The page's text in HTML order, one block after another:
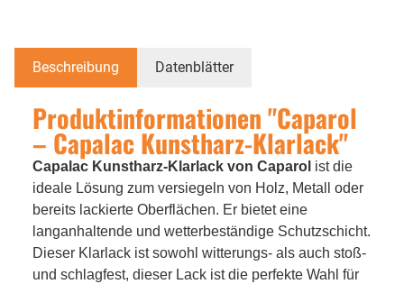
Beschreibung Datenblätter
Produktinformationen "Caparol
– Capalac Kunstharz-Klarlack"
Capalac Kunstharz-Klarlack von Caparol ist die
ideale Lösung zum versiegeln von Holz, Metall oder
bereits lackierte Oberflächen. Er bietet eine
langanhaltende und wetterbeständige Schutzschicht.
Dieser Klarlack ist sowohl witterungs- als auch stoß-
und schlagfest, dieser Lack ist die perfekte Wahl für